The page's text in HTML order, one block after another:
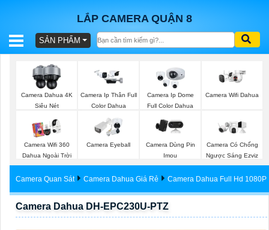
LẮP CAMERA QUẬN 8
BÁO
TRỌN
SẢN
SẢN PHẨM
Camera Dahua 4K
Siêu Nét
Camera Ip Thân Full
Color Dahua
Camera Ip Dome
Full Color Dahua
Camera Wifi Dahua
Camera Wifi 360
Dahua Ngoài Trời
Camera Eyeball
Camera Dùng Pin
Imou
Camera Có Chống
Ngược Sáng Ezviz
Camera Quan Sát Camera Dahua Giá Rẻ Camera Dahua Full Hd 1080P
Camera Dahua DH-EPC230U-PTZ